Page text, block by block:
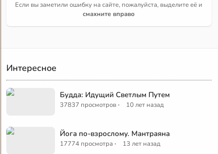
Если вы заметили ошибку на сайте, пожалуйста, выделите её и
смахните вправо
Интересное
Будда: Идущий Светлым Путем
37837 просмотров · 10 лет назад
Йога по-взрослому. Мантраяна
17774 просмотра · 13 лет назад